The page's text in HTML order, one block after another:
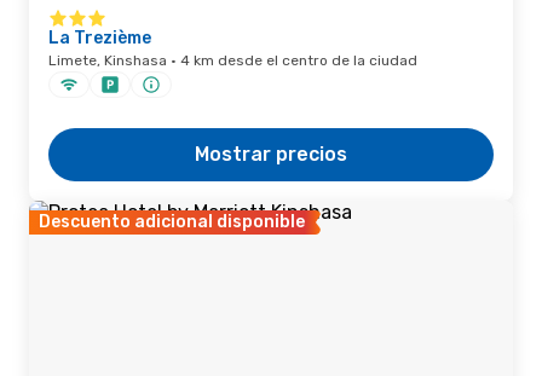
La Trezième
Limete, Kinshasa · 4 km desde el centro de la ciudad
Mostrar precios
Descuento adicional disponible